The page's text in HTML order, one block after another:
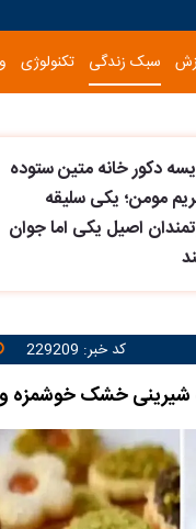
سبک زندگی تکنولوژی
دکور خانه متین ستوده
مومن؛ یکی سلیقه
اصیل یکی اما جوان
کد خبر: 229209
شیرینی خشک خوشمزه